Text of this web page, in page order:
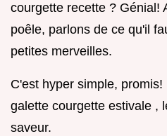
courgette recette ? Génial!
poêle, parlons de ce qu'il
petites merveilles.
C'est hyper simple,
galette courgette estivale ,
saveur.